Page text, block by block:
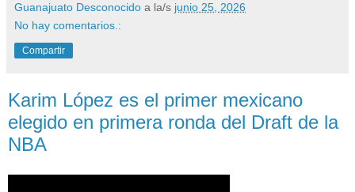
Guanajuato Desconocido a la/s junio 25, 2026
No hay comentarios.:
Compartir
Karim López es el primer mexicano
elegido en primera ronda del Draft de la
NBA